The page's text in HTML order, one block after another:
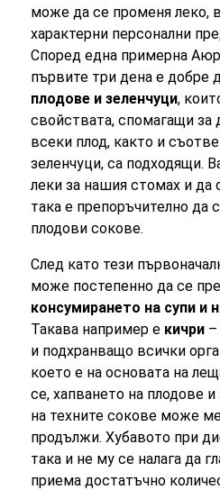
може да се променя леко,
характерни персонални
Според една примерна
първите три дена е добре
плодове и зеленчуци,
свойствата, спомагащи за
всеки плод, както и
зеленчуци, са подходящи.
леки за нашия стомах и
така е препоръчително да
плодови сокове.
След като тези
може постепенно да се
консумирането на супи и
Такава например е кичри –
и подхранващо всички
което е на основата на
се, хапването на плодове
на техните сокове може
продължи. Хубавото при
така и не му се налага да
приема достатъчно